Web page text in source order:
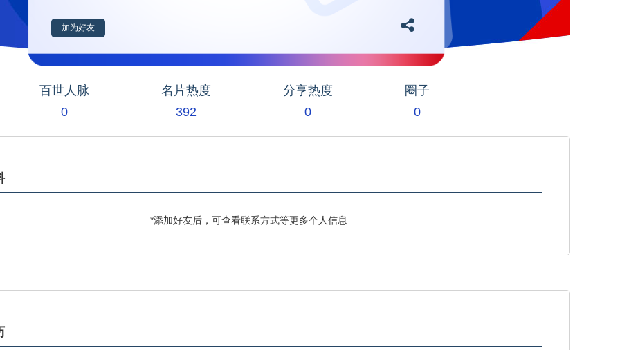
加为好友
百世人脉
0
名片热度
392
分享热度
0
圈子
0
*添加好友后，可查看联系方式等更多个人信息